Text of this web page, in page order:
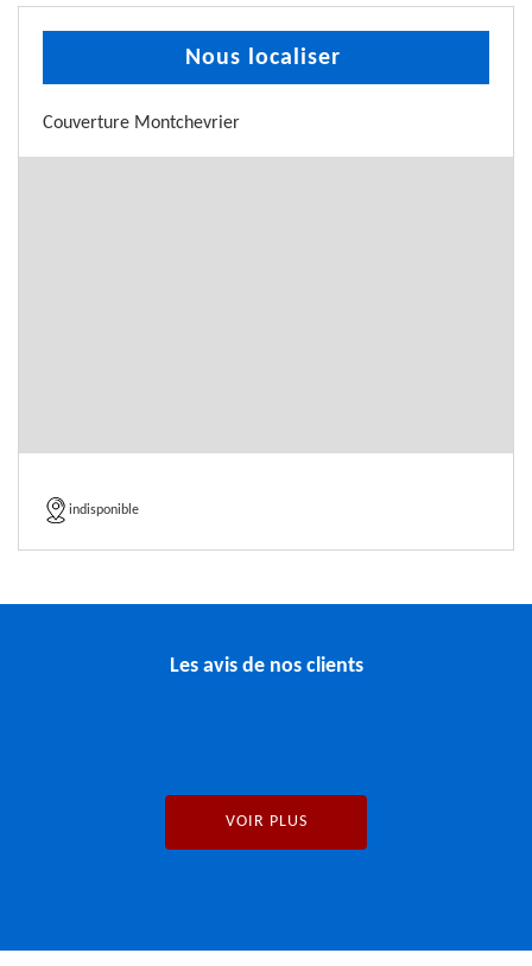
Nous localiser
Couverture Montchevrier
indisponible
Les avis de nos clients
VOIR PLUS